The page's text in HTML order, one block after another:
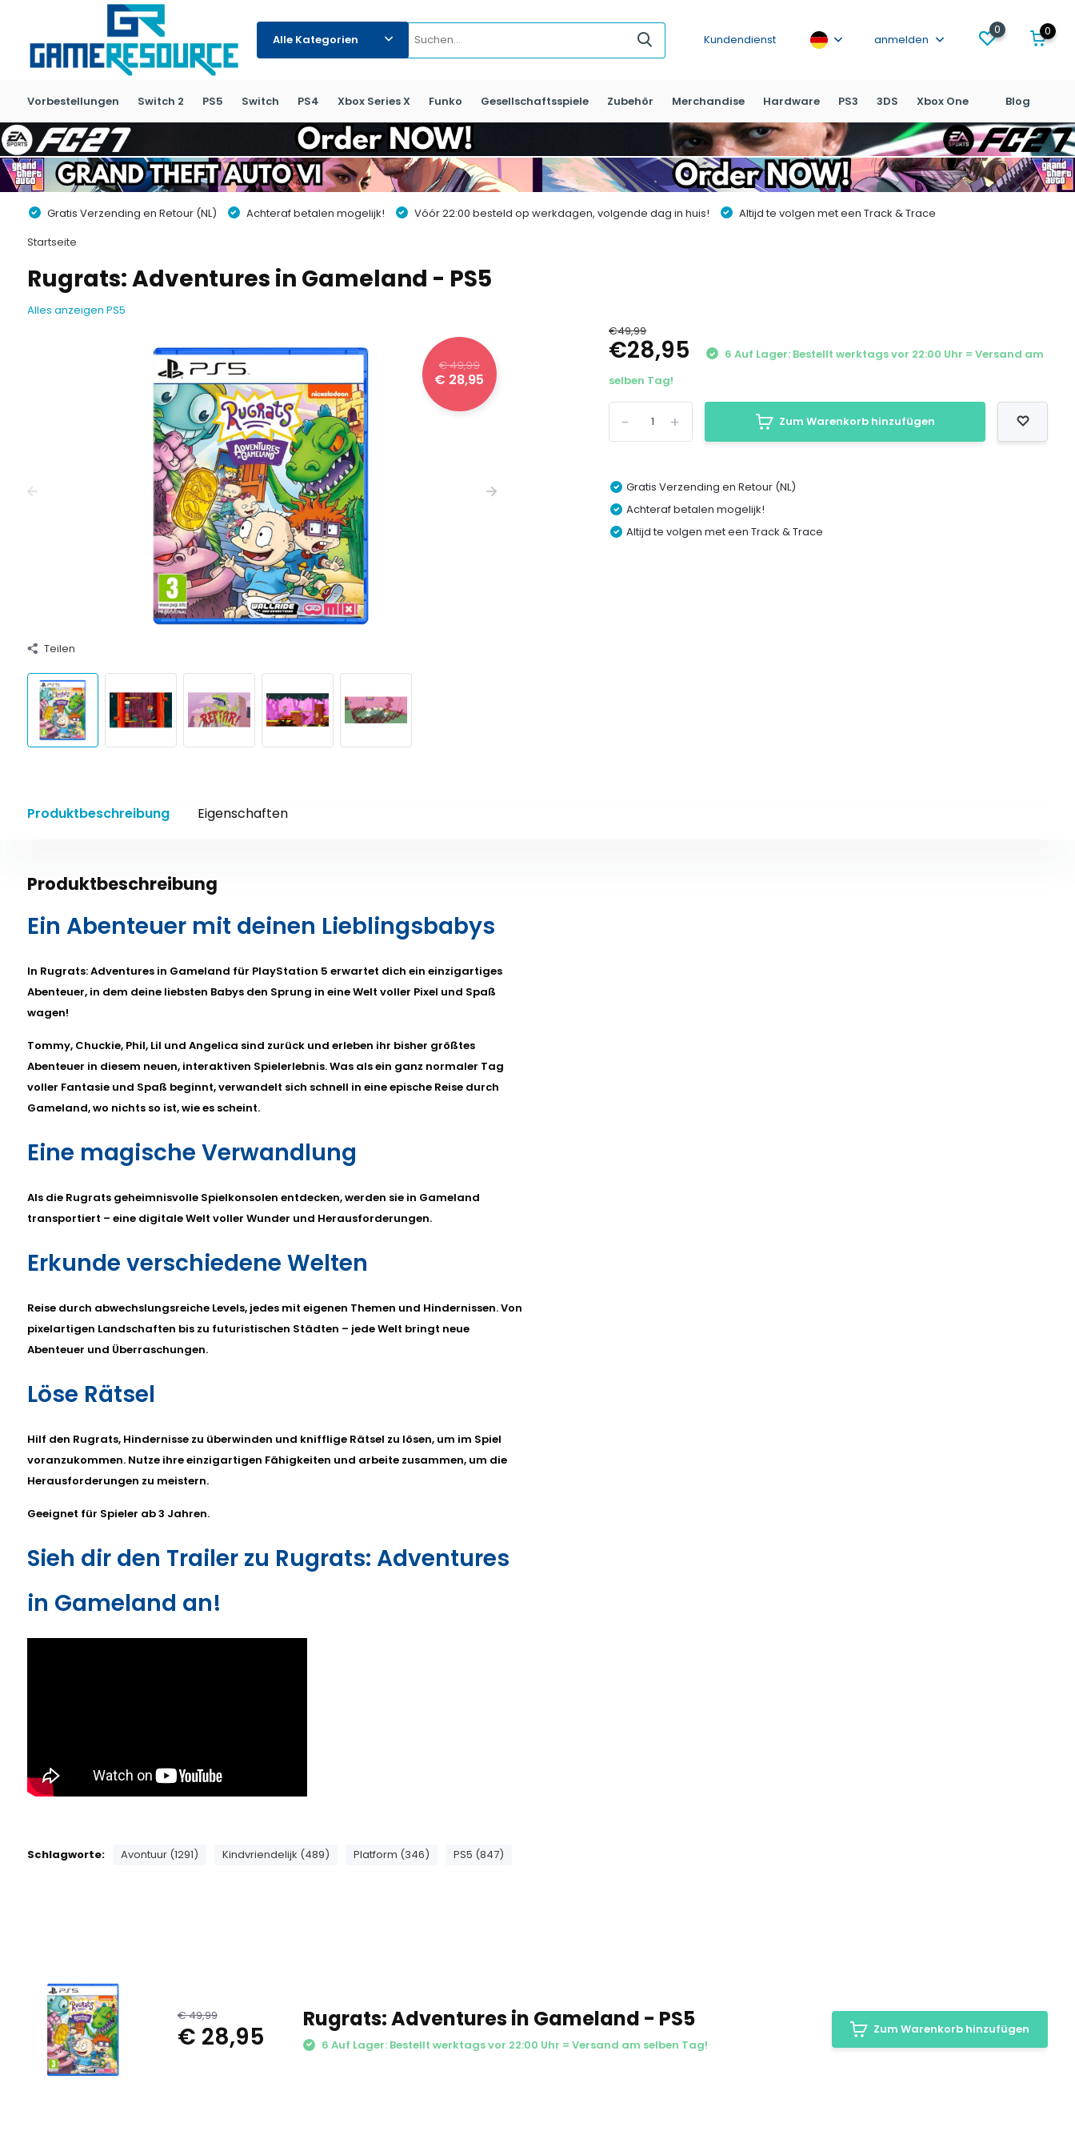
Alle Kategorien Kundendienst anmelden
0 0
Vorbestellungen Switch 2 PS5 Switch PS4 Xbox Series X Funko Gesellschaftsspiele Zubehör Merchandise Hardware PS3 3DS Xbox One Blog
Gratis Verzending en Retour (NL) Achteraf betalen mogelijk! Vóór 22:00 besteld op werkdagen, volgende dag in huis!
Altijd te volgen met een Track & Trace
Startseite
Rugrats: Adventures in Gameland - PS5
Alles anzeigen PS5
€ 49,99
€ 28,95
Teilen
€49,99
€28,95
6 Auf Lager: Bestellt werktags vor 22:00 Uhr = Versand am
selben Tag!
+
- Zum Warenkorb hinzufügen
Gratis Verzending en Retour (NL)
Achteraf betalen mogelijk!
Altijd te volgen met een Track & Trace
Produktbeschreibung Eigenschaften
Produktbeschreibung
Ein Abenteuer mit deinen Lieblingsbabys
In Rugrats: Adventures in Gameland für PlayStation 5 erwartet dich ein einzigartiges
Abenteuer, in dem deine liebsten Babys den Sprung in eine Welt voller Pixel und Spaß
wagen!
Tommy, Chuckie, Phil, Lil und Angelica sind zurück und erleben ihr bisher größtes
Abenteuer in diesem neuen, interaktiven Spielerlebnis. Was als ein ganz normaler Tag
voller Fantasie und Spaß beginnt, verwandelt sich schnell in eine epische Reise durch
Gameland, wo nichts so ist, wie es scheint.
Eine magische Verwandlung
Als die Rugrats geheimnisvolle Spielkonsolen entdecken, werden sie in Gameland
transportiert – eine digitale Welt voller Wunder und Herausforderungen.
Erkunde verschiedene Welten
Reise durch abwechslungsreiche Levels, jedes mit eigenen Themen und Hindernissen. Von
pixelartigen Landschaften bis zu futuristischen Städten – jede Welt bringt neue
Abenteuer und Überraschungen.
Löse Rätsel
Hilf den Rugrats, Hindernisse zu überwinden und knifflige Rätsel zu lösen, um im Spiel
voranzukommen. Nutze ihre einzigartigen Fähigkeiten und arbeite zusammen, um die
Herausforderungen zu meistern.
Geeignet für Spieler ab 3 Jahren.
Sieh dir den Trailer zu Rugrats: Adventures
in Gameland an!
Schlagworte: Avontuur (1291) Kindvriendelijk (489) Platform (346) PS5 (847)
€ 49,99
€ 28,95
Rugrats: Adventures in Gameland - PS5
6 Auf Lager: Bestellt werktags vor 22:00 Uhr = Versand am selben Tag!
Zum Warenkorb hinzufügen